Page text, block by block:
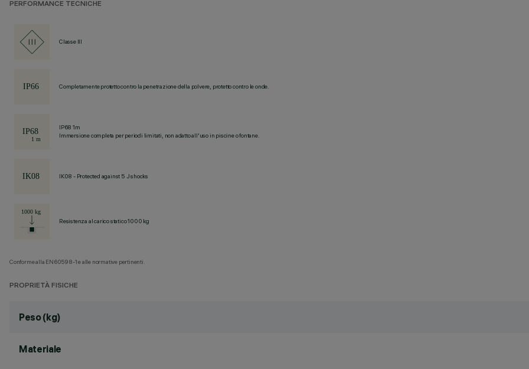
PERFORMANCE TECNICHE
Classe III
Completamente protetto contro la penetrazione della polvere, protetto contro le onde.
IP68 1m
Immersione completa per periodi limitati, non adatto all'uso in piscine o fontane.
IK08 - Protected against 5 J shocks
Resistenza al carico statico 1000 kg
Conforme alla EN60598-1 e alle normative pertinenti.
PROPRIETÀ FISICHE
Peso (kg)
Materiale